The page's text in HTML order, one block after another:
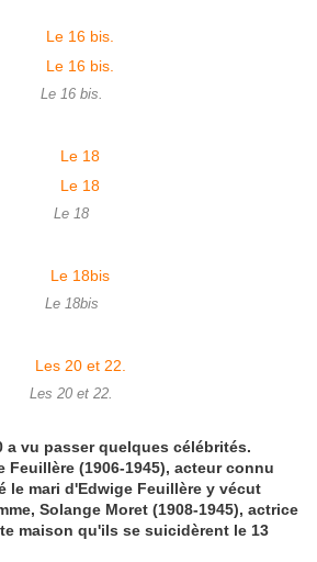
Le 16 bis.
Le 18
Le 18bis
Les 20 et 22.
a vu passer quelques célébrités.
Feuillère (1906-1945), acteur connu
le mari d'Edwige Feuillère y vécut
Solange Moret (1908-1945), actrice
maison qu'ils se suicidèrent le 13